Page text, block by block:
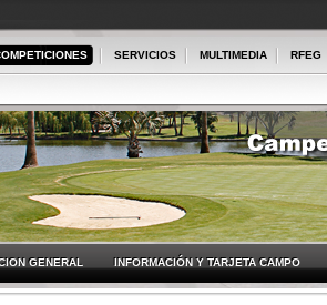
SERVICIOS MULTIMEDIA RFEG
GENERAL INFORMACIÓN Y TARJETA CAMPO